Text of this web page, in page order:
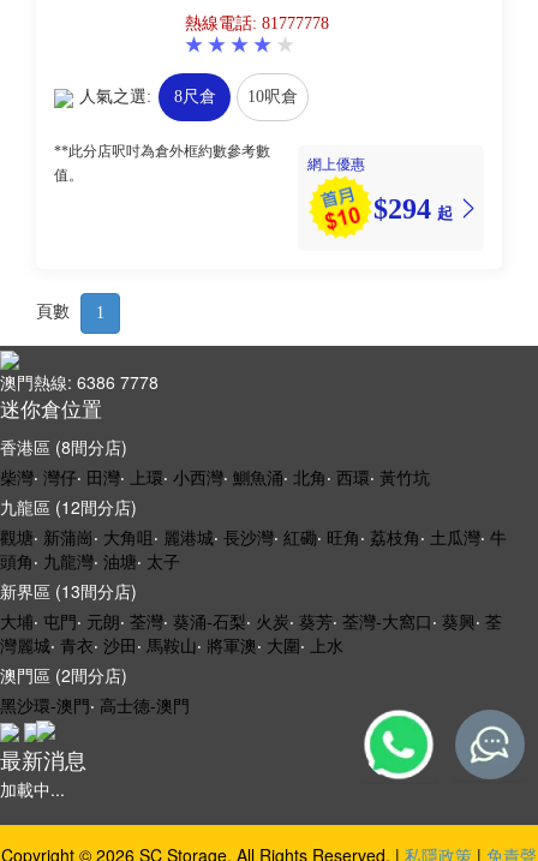
熱線電話: 81777778
人氣之選: 8尺倉 10呎倉
**此分店呎吋為倉外框約數參考數
值。
網上優惠
$294 起
頁數 1
澳門熱線: 6386 7778
迷你倉位置
香港區 (8間分店)
柴灣‧ 灣仔‧ 田灣‧ 上環‧ 小西灣‧ 鰂魚涌‧ 北角‧ 西環‧ 黃竹坑
九龍區 (12間分店)
觀塘‧ 新蒲崗‧ 大角咀‧ 麗港城‧ 長沙灣‧ 紅磡‧ 旺角‧ 荔枝角‧ 土瓜灣‧ 牛
頭角‧ 九龍灣‧ 油塘‧ 太子
新界區 (13間分店)
大埔‧ 屯門‧ 元朗‧ 荃灣‧ 葵涌-石梨‧ 火炭‧ 葵芳‧ 荃灣-大窩口‧ 葵興‧ 荃
灣麗城‧ 青衣‧ 沙田‧ 馬鞍山‧ 將軍澳‧ 大圍‧ 上水
澳門區 (2間分店)
黑沙環-澳門‧ 高士德-澳門
最新消息
加載中...
Copyright © 2026 SC Storage. All Rights Reserved. | 私隱政策 | 免責聲